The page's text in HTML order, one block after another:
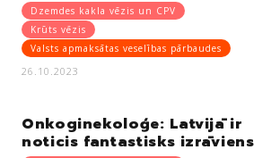
Dzemdes kakla vēzis un CPV
Krūts vēzis
Valsts apmaksātas veselības pārbaudes
26.10.2023
Onkoginekoloģe: Latvijā ir
noticis fantastisks izrāviens